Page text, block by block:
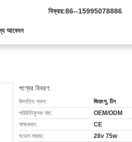
বিক্রয়:86--15995078886
আবেদন
পণ্যের বিবরণ:
উৎপত্তি স্থল:
জিয়াংসু, চীন
পরিচিতিমুলক নাম:
OEM/ODM
সাক্ষ্যদান:
CE
মডেল নম্বার:
28v 75w